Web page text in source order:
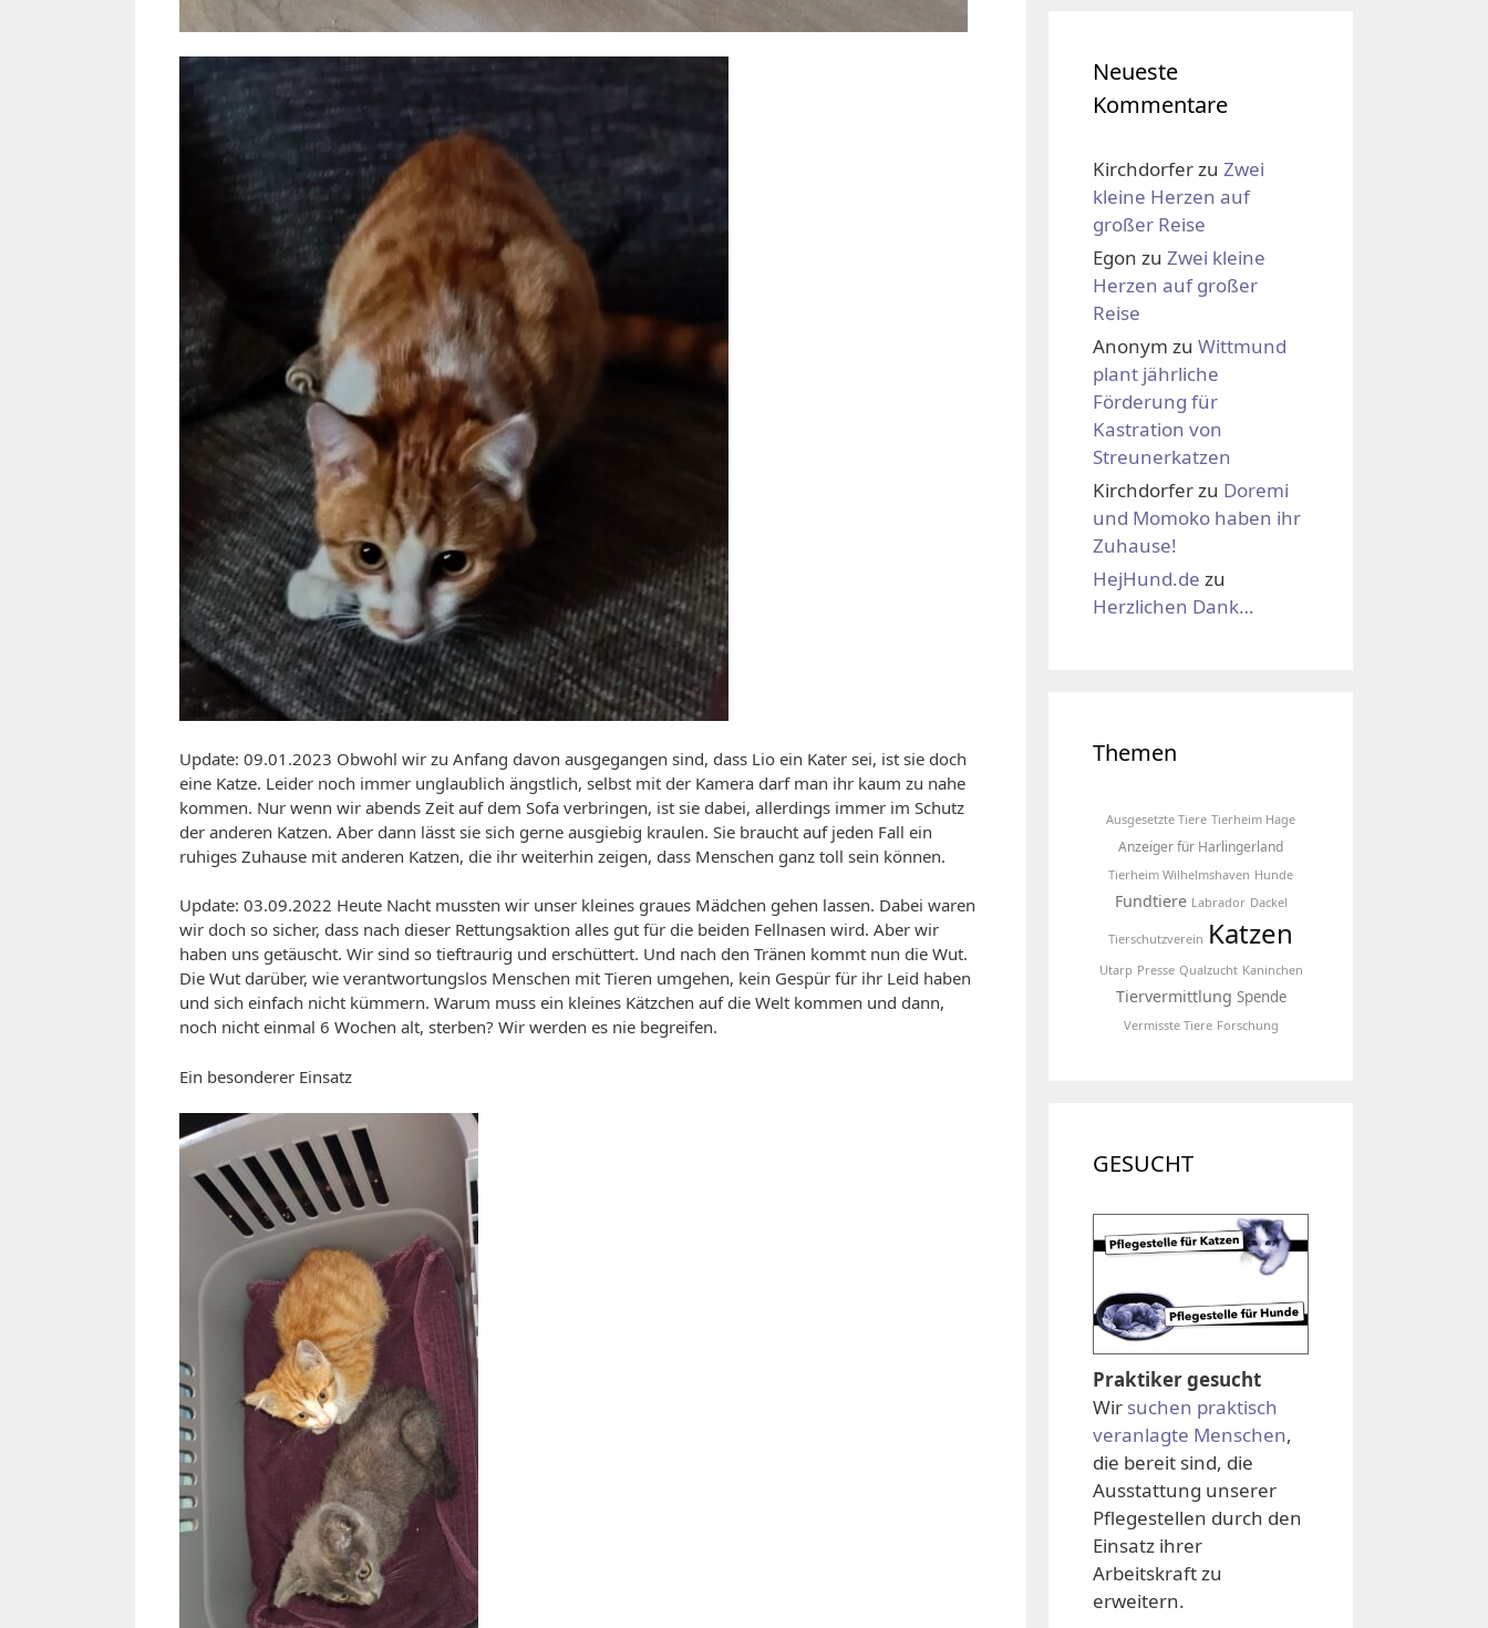
Update: 09.01.2023 Obwohl wir zu Anfang davon ausgegangen sind, dass Lio ein Kater sei, ist sie doch
eine Katze. Leider noch immer unglaublich ängstlich, selbst mit der Kamera darf man ihr kaum zu nahe
kommen. Nur wenn wir abends Zeit auf dem Sofa verbringen, ist sie dabei, allerdings immer im Schutz
der anderen Katzen. Aber dann lässt sie sich gerne ausgiebig kraulen. Sie braucht auf jeden Fall ein
ruhiges Zuhause mit anderen Katzen, die ihr weiterhin zeigen, dass Menschen ganz toll sein können.
Update: 03.09.2022 Heute Nacht mussten wir unser kleines graues Mädchen gehen lassen. Dabei waren
wir doch so sicher, dass nach dieser Rettungsaktion alles gut für die beiden Fellnasen wird. Aber wir
haben uns getäuscht. Wir sind so tieftraurig und erschüttert. Und nach den Tränen kommt nun die Wut.
Die Wut darüber, wie verantwortungslos Menschen mit Tieren umgehen, kein Gespür für ihr Leid haben
und sich einfach nicht kümmern. Warum muss ein kleines Kätzchen auf die Welt kommen und dann,
noch nicht einmal 6 Wochen alt, sterben? Wir werden es nie begreifen.
Ein besonderer Einsatz
Neueste
Kommentare
Kirchdorferzu Zwei
kleine Herzen auf
großer Reise
Egon zu Zwei kleine
Herzen auf großer
Reise
Anonym zu Wittmund
plant jährliche
Förderung für
Kastration von
Streunerkatzen
Kirchdorferzu Doremi
und Momoko haben ihr
Zuhause!
HejHund.de zu
Herzlichen Dank…
Themen
Ausgesetzte Tiere Tierheim Hage
Anzeiger für Harlingerland
Tierheim Wilhelmshaven Hunde
Fundtiere Labrador Dackel
Tierschutzverein Katzen
Utarp Presse Qualzucht Kaninchen
Tiervermittlung Spende
Vermisste Tiere Forschung
GESUCHT
Praktiker gesucht
Wir suchen praktisch
veranlagte Menschen,
die bereit sind, die
Ausstattung unserer
Pflegestellen durch den
Einsatz ihrer
Arbeitskraft zu
erweitern.